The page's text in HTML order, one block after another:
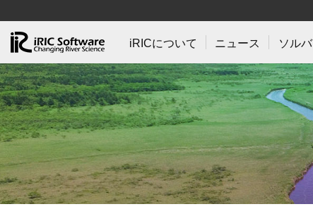
iRICについて ニュース ソルバ